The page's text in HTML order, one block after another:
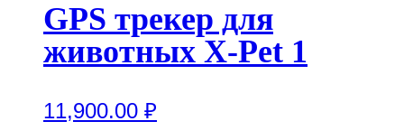
GPS трекер для
животных X-Pet 1
11,900.00 ₽